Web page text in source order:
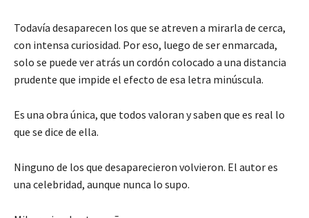
Todavía desaparecen los que se atreven a mirarla de cerca,
con intensa curiosidad. Por eso, luego de ser enmarcada,
solo se puede ver atrás un cordón colocado a una distancia
prudente que impide el efecto de esa letra minúscula.
Es una obra única, que todos valoran y saben que es real lo
que se dice de ella.
Ninguno de los que desaparecieron volvieron. El autor es
una celebridad, aunque nunca lo supo.